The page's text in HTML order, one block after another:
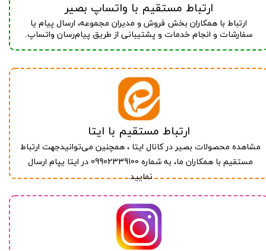
ارتباط با همکاران بخش فروش و مدیران مجموعه، ارسال پیام یا
سفارشات و انجام خدمات و پشتیبانی از طریق پیام‌رسان واتساپ.
ارتباط مستقیم با واتساپ بصیر
مشاهده محصولات بصیر در کانال ایتا ، همچنین می‌توانیدجهت ارتباط
مستقیم با همکاران ما، به شماره 09902339100
در ایتا یپام ارسال
نمایید.
ارتباط مستقیم با ایتا